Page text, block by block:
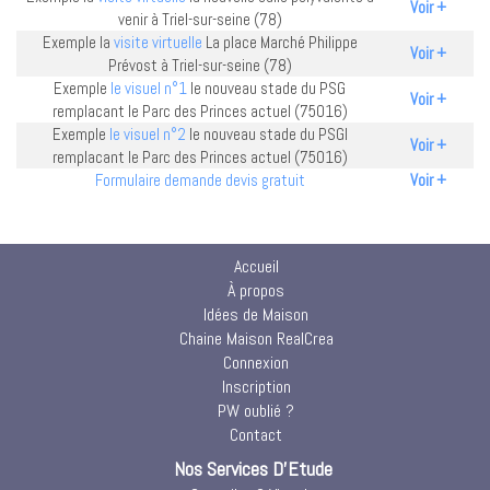
venir à Triel-sur-seine (78)
Voir +
Exemple la visite virtuelle La place Marché Philippe
Prévost à Triel-sur-seine (78)
Voir +
Exemple le visuel n°1 le nouveau stade du PSG
remplacant le Parc des Princes actuel (75016)
Voir +
Exemple le visuel n°2 le nouveau stade du PSGl
remplacant le Parc des Princes actuel (75016)
Voir +
Formulaire demande devis gratuit
Voir +
Accueil
À propos
Idées de Maison
Chaine Maison RealCrea
Connexion
Inscription
PW oublié ?
Contact
Nos Services D'Etude